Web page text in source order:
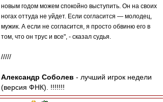
новым годом можем спокойно выступить. Он на своих
ногах оттуда не уйдет. Если согласится — молодец,
мужик. А если не согласится, я просто обвиню его в
том, что он трус и все", - сказал судья.
/////
Александр Соболев - лучший игрок недели
(версия ФНК). !!!!!!!